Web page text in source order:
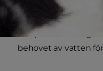
platser där de kan
drömmer sig bort.
temperaturen stiger
behovet av vatten